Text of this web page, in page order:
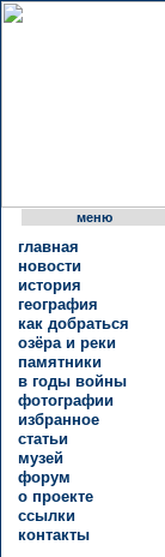
меню
главная
новости
история
география
как добраться
озёра и реки
памятники
в годы войны
фотографии
избранное
статьи
музей
форум
о проекте
ссылки
контакты